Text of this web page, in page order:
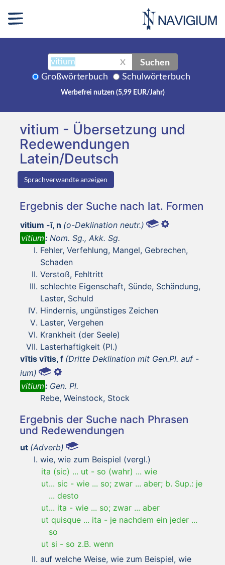
X Suchen
Großwörterbuch Schulwörterbuch
Werbefrei nutzen (5,99 EUR/Jahr)
vitium - Übersetzung und
Redewendungen
Latein/Deutsch
Sprachverwandte anzeigen
Ergebnis der Suche nach lat. Formen
vitium -ī, n (o-Deklination neutr.)
vitium: Nom. Sg., Akk. Sg.
Fehler, Verfehlung, Mangel, Gebrechen,
Schaden
Verstoß, Fehltritt
schlechte Eigenschaft, Sünde, Schändung,
Laster, Schuld
Hindernis, ungünstiges Zeichen
Laster, Vergehen
Krankheit (der Seele)
Lasterhaftigkeit (Pl.)
vītis vītis, f (Dritte Deklination mit Gen.Pl. auf -
ium)
vitium: Gen. Pl.
Rebe, Weinstock, Stock
Ergebnis der Suche nach Phrasen
und Redewendungen
ut (Adverb)
wie, wie zum Beispiel (vergl.)
ita (sic) ... ut - so (wahr) ... wie
ut... sic - wie ... so; zwar ... aber; b. Sup.: je
... desto
ut... ita - wie ... so; zwar ... aber
ut quisque ... ita - je nachdem ein jeder ...
so
ut si - so z.B. wenn
auf welche Weise, wie zum Beispiel, wie